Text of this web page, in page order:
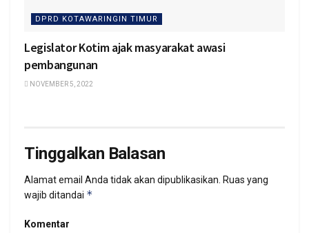
DPRD KOTAWARINGIN TIMUR
Legislator Kotim ajak masyarakat awasi
pembangunan
NOVEMBER 5, 2022
Tinggalkan Balasan
Alamat email Anda tidak akan dipublikasikan. Ruas yang
wajib ditandai *
Komentar